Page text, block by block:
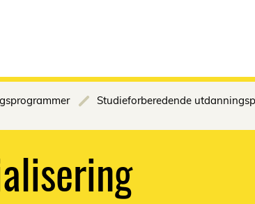
Studieforberedende